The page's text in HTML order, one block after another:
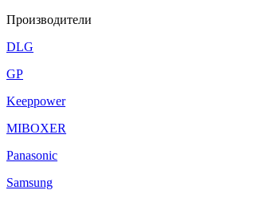
Производители
DLG
GP
Keeppower
MIBOXER
Panasonic
Samsung